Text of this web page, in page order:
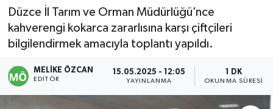
Düzce İl Tarım ve Orman Müdürlüğü’nce
kahverengi kokarca zararlısına karşı çiftçileri
bilgilendirmek amacıyla toplantı yapıldı.
MELIKE ÖZCAN
EDITÖR
15.05.2025 - 12:05
YAYINLANMA
1 DK
OKUNMA SÜRESI
Bartın
Haber Arşivi